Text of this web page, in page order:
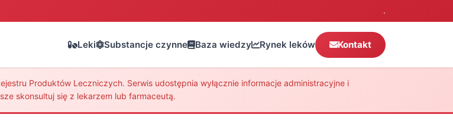
.
Leki Substancje czynne Baza wiedzy Rynek leków Kontakt
Produktów Leczniczych. Serwis udostępnia wyłącznie informacje administracyjne i
skonsultuj się z lekarzem lub farmaceutą.